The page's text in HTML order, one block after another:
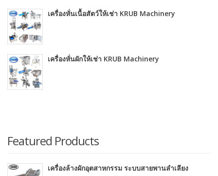
เครื่องหั่นเนื้อสัตว์ให้เช่า KRUB Machinery
เครื่องหั่นผักให้เช่า KRUB Machinery
Featured Products
เครื่องล้างผักอุตสาหกรรม ระบบสายพานลำเลียง